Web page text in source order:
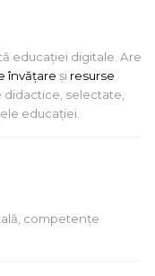
educației digitale. Are
învățare și resurse
selectate,
educației.
competențe